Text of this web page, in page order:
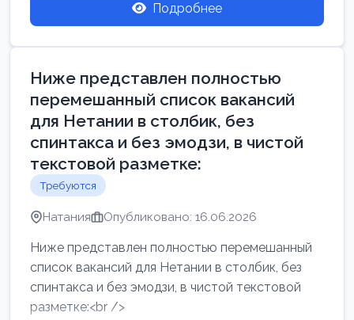
Подробнее
Ниже представлен полностью
перемешанный список вакансий
для Нетании в столбик, без
спинтакса и без эмодзи, в чистой
текстовой разметке:
Требуются
Натания Опубликовано: 16.06.2026
Ниже представлен полностью перемешанный
список вакансий для Нетании в столбик, без
спинтакса и без эмодзи, в чистой текстовой
разметке:<br />